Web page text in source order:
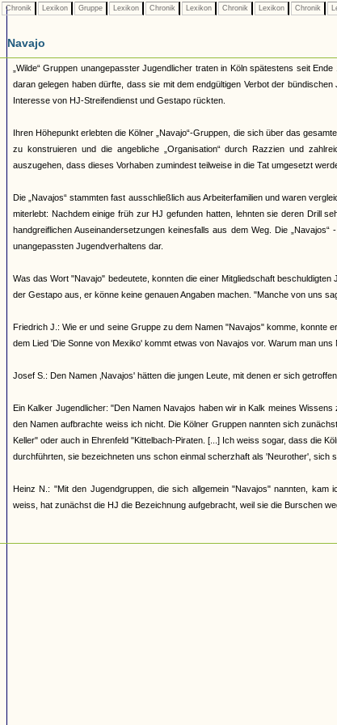
Chronik Lexikon Gruppe Lexikon Chronik Lexikon Chronik Lexikon Chronik
Navajo
„Wilde“ Gruppen unangepasster Jugendlicher traten in Köln spätestens seit
daran gelegen haben dürfte, dass sie mit dem endgültigen Verbot der
Interesse von HJ-Streifendienst und Gestapo rückten.
Ihren Höhepunkt erlebten die Kölner „Navajo“-Gruppen, die sich über das
zu konstruieren und die angebliche „Organisation“ durch Razzien und
auszugehen, dass dieses Vorhaben zumindest teilweise in die Tat umgesetzt
Die „Navajos“ stammten fast ausschließlich aus Arbeiterfamilien und waren
miterlebt: Nachdem einige früh zur HJ gefunden hatten, lehnten sie deren Drill
handgreiflichen Auseinandersetzungen keinesfalls aus dem Weg. Die
unangepassten Jugendverhaltens dar.
Was das Wort "Navajo" bedeutete, konnten die einer Mitgliedschaft
der Gestapo aus, er könne keine genauen Angaben machen. "Manche von uns
Friedrich J.: Wie er und seine Gruppe zu dem Namen "Navajos" komme, konnte
dem Lied 'Die Sonne von Mexiko' kommt etwas von Navajos vor. Warum man
Josef S.: Den Namen ‚Navajos' hätten die jungen Leute, mit denen er sich
Ein Kalker Jugendlicher: "Den Namen Navajos haben wir in Kalk meines
den Namen aufbrachte weiss ich nicht. Die Kölner Gruppen nannten sich
Keller" oder auch in Ehrenfeld "Kittelbach-Piraten. [...] Ich weiss sogar, dass die
durchführten, sie bezeichneten uns schon einmal scherzhaft als 'Neurother', sich
Heinz N.: "Mit den Jugendgruppen, die sich allgemein "Navajos" nannten,
weiss, hat zunächst die HJ die Bezeichnung aufgebracht, weil sie die Burschen